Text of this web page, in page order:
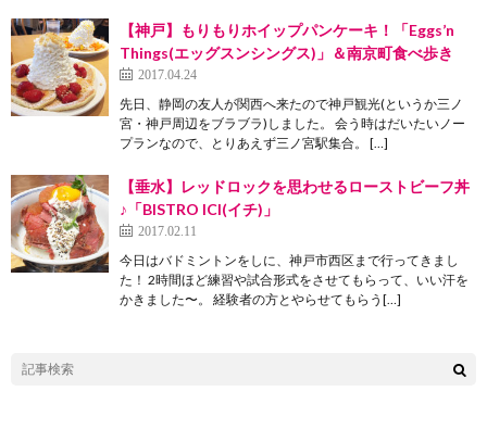
【神戸】もりもりホイップパンケーキ！「Eggs’n
Things(エッグスンシングス)」＆南京町食べ歩き
2017.04.24
先日、静岡の友人が関西へ来たので神戸観光(というか三ノ
宮・神戸周辺をブラブラ)しました。 会う時はだいたいノー
プランなので、とりあえず三ノ宮駅集合。 […]
【垂水】レッドロックを思わせるローストビーフ丼
♪「BISTRO ICI(イチ)」
2017.02.11
今日はバドミントンをしに、神戸市西区まで行ってきまし
た！ 2時間ほど練習や試合形式をさせてもらって、いい汗を
かきました〜。 経験者の方とやらせてもらう[…]